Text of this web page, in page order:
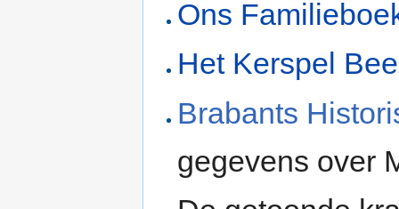
Ons
Het Kerspel
Brabants
gegevens over